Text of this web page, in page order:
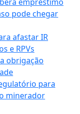
pode chegar
afastar IR
e RPVs
obrigação
para
minerador